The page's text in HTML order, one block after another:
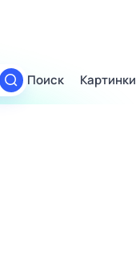
Поиск Картинки